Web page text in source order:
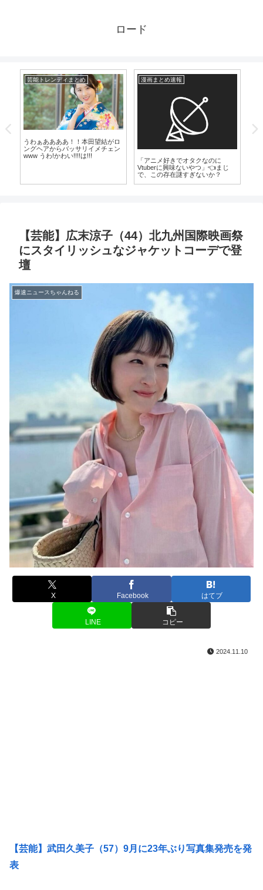
ロード
芸能トレンディまとめ
うわぁああああ！！本田望結がロ
ングヘアからバッサリイメチェン
www うわ!かわい!!!!は!!!
漫画まとめ速報
「アニメ好きでオタクなのに
Vtuberに興味ないやつ」👈まじ
で、この存在謎すぎないか？
【芸能】広末涼子（44）北九州国際映画祭
にスタイリッシュなジャケットコーデで登
壇
爆速ニュースちゃんねる
X Facebook はてブ
LINE コピー
2024.11.10
【芸能】武田久美子（57）9月に23年ぶり写真集発売を発
表